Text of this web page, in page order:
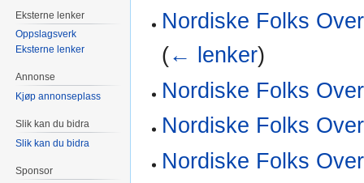
Nordiske Folks
(← lenker)
Nordiske Folks
Nordiske Folks
Nordiske Folks
Eksterne lenker
Oppslagsverk
Eksterne lenker
Annonse
Kjøp annonseplass
Slik kan du bidra
Slik kan du bidra
Sponsor